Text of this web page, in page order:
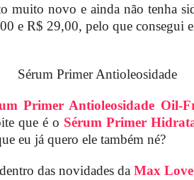
muito novo e ainda não tenha
e R$ 29,00, pelo que consegui
Sérum Primer Antioleosidade
Primer Antioleosidade Oil-
que é o Sérum Primer
eu já quero ele também né?
das novidades da Max Love